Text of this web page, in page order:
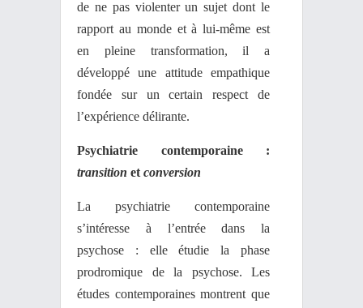
de ne pas violenter un sujet dont le
rapport au monde et à lui-même est
en pleine transformation, il a
développé une attitude empathique
fondée sur un certain respect de
l’expérience délirante.
Psychiatrie contemporaine :
transition et conversion
La psychiatrie contemporaine
s’intéresse à l’entrée dans la
psychose : elle étudie la phase
prodromique de la psychose. Les
études contemporaines montrent que